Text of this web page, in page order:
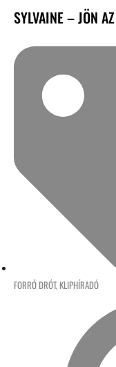
SYLVAINE – JÖN
FORRÓ DRÓT, KLIPHÍRADÓ